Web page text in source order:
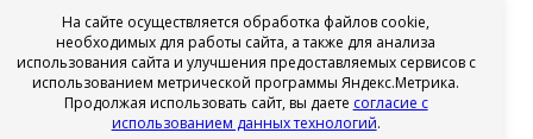
На сайте осуществляется обработка файлов cookie,
необходимых для работы сайта, а также для анализа
использования сайта и улучшения предоставляемых сервисов с
использованием метрической программы Яндекс.Метрика.
Продолжая использовать сайт, вы даете согласие с
использованием данных технологий.